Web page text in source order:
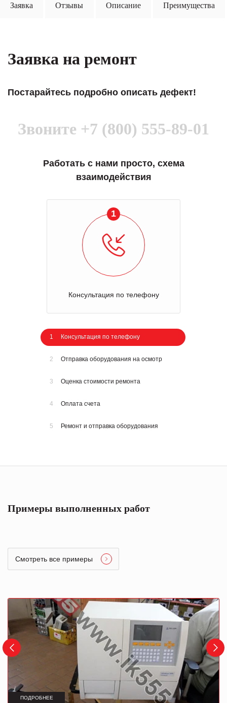
Заявка Отзывы Описание Преимущества
Заявка на ремонт
Постарайтесь подробно описать дефект!
Звоните +7 (800) 555-89-01
Работать с нами просто, схема
взаимодействия
1
Консультация по телефону
1 Консультация по телефону
2 Отправка оборудования на осмотр
3 Оценка стоимости ремонта
4 Оплата счета
5 Ремонт и отправка оборудования
Примеры выполненных работ
Смотреть все примеры
ПОДРОБНЕЕ